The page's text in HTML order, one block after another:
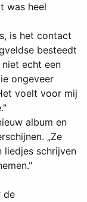
was heel
is het contact
besteedt
niet echt een
ongeveer
voelt voor mij
album en
„Ze
liedjes schrijven
de